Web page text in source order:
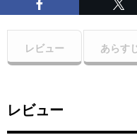
レビュー あらす
レビュー